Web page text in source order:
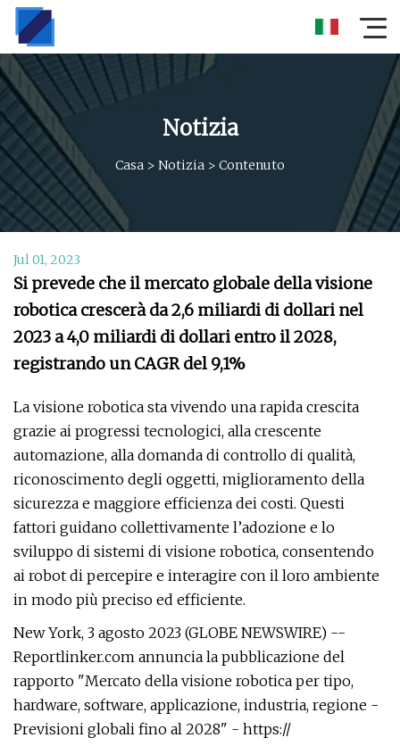
Notizia
Casa > Notizia > Contenuto
Jul 01, 2023
Si prevede che il mercato globale della visione
robotica crescerà da 2,6 miliardi di dollari nel
2023 a 4,0 miliardi di dollari entro il 2028,
registrando un CAGR del 9,1%
La visione robotica sta vivendo una rapida crescita
grazie ai progressi tecnologici, alla crescente
automazione, alla domanda di controllo di qualità,
riconoscimento degli oggetti, miglioramento della
sicurezza e maggiore efficienza dei costi. Questi
fattori guidano collettivamente l’adozione e lo
sviluppo di sistemi di visione robotica, consentendo
ai robot di percepire e interagire con il loro ambiente
in modo più preciso ed efficiente.
New York, 3 agosto 2023 (GLOBE NEWSWIRE) --
Reportlinker.com annuncia la pubblicazione del
rapporto "Mercato della visione robotica per tipo,
hardware, software, applicazione, industria, regione -
Previsioni globali fino al 2028" - https://